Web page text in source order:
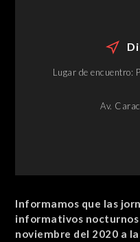
Lugar de encuentro:
Av.
Informamos que las
informativos nocturnos
noviembre del 2020 a